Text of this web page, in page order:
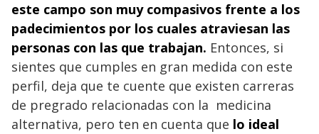
este campo son muy compasivos frente a los
padecimientos por los cuales atraviesan las
personas con las que trabajan. Entonces, si
sientes que cumples en gran medida con este
perfil, deja que te cuente que existen carreras
de pregrado relacionadas con la medicina
alternativa, pero ten en cuenta que lo ideal